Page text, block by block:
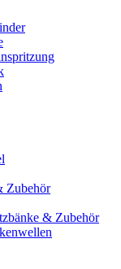
Zubehör
& Zubehör